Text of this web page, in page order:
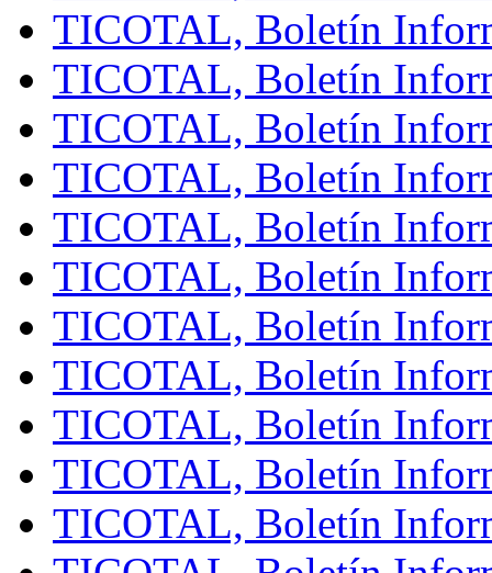
TICOTAL, Boletín
TICOTAL, Boletín
TICOTAL, Boletín
TICOTAL, Boletín
TICOTAL, Boletín
TICOTAL, Boletín
TICOTAL, Boletín
TICOTAL, Boletín
TICOTAL, Boletín
TICOTAL, Boletín
TICOTAL, Boletín